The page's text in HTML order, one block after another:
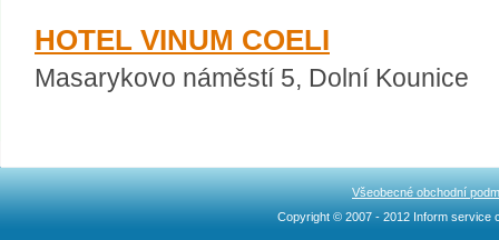
HOTEL VINUM COELI
Masarykovo náměstí 5, Dolní Kounice
Všeobecné obchodní
Copyright © 2007 - 2012 Inform service